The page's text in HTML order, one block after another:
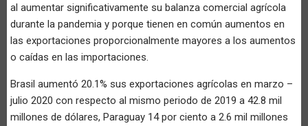
al aumentar significativamente su balanza comercial agrícola
durante la pandemia y porque tienen en común aumentos en
las exportaciones proporcionalmente mayores a los aumentos
o caídas en las importaciones.
Brasil aumentó 20.1% sus exportaciones agrícolas en marzo –
julio 2020 con respecto al mismo periodo de 2019 a 42.8 mil
millones de dólares, Paraguay 14 por ciento a 2.6 mil millones